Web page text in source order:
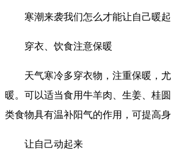
寒潮来袭我们怎么才能让自己暖起
穿衣、饮食注意保暖
天气寒冷多穿衣物，注重保暖，尤
暖。可以适当食用牛羊肉、生姜、桂
类食物具有温补阳气的作用，可提高身
让自己动起来